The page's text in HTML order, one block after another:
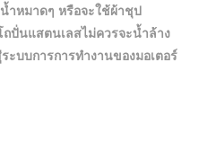
ำหมาดๆ หรือจะใช้ผ้าชุป
ปั่นแสตนเลสไม่ควรจะน้ำล้าง
ะบบการการทำงานของมอเตอร์